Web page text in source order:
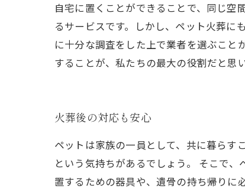
自宅に置くことができることで、同じ空
るサービスです。しかし、ペット火葬に
に十分な調査をした上で業者を選ぶこと
することが、私たちの最大の役割だと思い
火葬後の対応も安心
ペットは家族の一員として、共に暮らす
という気持ちがあるでしょう。 そこで
置するための器具や、遺骨の持ち帰りに